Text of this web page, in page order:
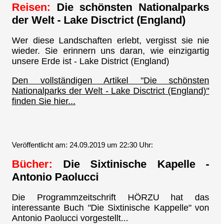
Reisen: Die schönsten Nationalparks
der Welt - Lake Disctrict (England)
Wer diese Landschaften erlebt, vergisst sie nie
wieder. Sie erinnern uns daran, wie einzigartig
unsere Erde ist - Lake District (England)
Den vollständigen Artikel "Die schönsten
Nationalparks der Welt - Lake Disctrict (England)"
finden Sie hier...
Veröffentlicht am: 24.09.2019 um 22:30 Uhr:
Bücher: Die Sixtinische Kapelle -
Antonio Paolucci
Die Programmzeitschrift HÖRZU hat das
interessante Buch "Die Sixtinische Kappelle" von
Antonio Paolucci vorgestellt...